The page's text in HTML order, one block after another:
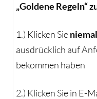
„Goldene Regeln“
1.) Klicken Sie
ausdrücklich auf
bekommen haben
2.) Klicken Sie in E-